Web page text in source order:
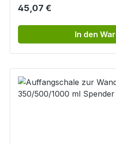
Regulärer Preis:
45,07 €
In den